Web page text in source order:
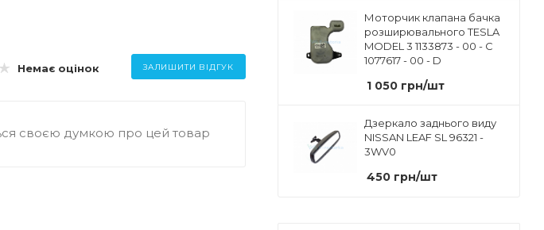
Немає оцінок ЗАЛИШИТИ ВІДГУК
своєю думкою про цей товар
Моторчик клапана бачка
розширювального TESLA
MODEL 3 1133873 - 00 - C
1077617 - 00 - D
1 050 грн/шт
Дзеркало заднього виду
NISSAN LEAF SL 96321 -
3WV0
450 грн/шт